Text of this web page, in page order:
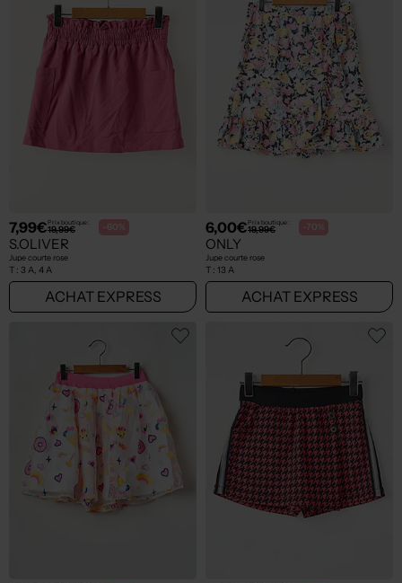
7,99€Prix boutique :
19,99€ -60%
S.OLIVER
Jupe courte rose
T : 3 A, 4 A
ACHAT EXPRESS
6,00€Prix boutique :
19,99€ -70%
ONLY
Jupe courte rose
T : 13 A
ACHAT EXPRESS